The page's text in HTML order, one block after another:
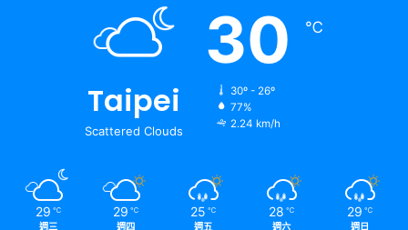
Taipei
Scattered Clouds
30 ℃
30º - 26º
77%
2.24 km/h
29 ℃
週三
29 ℃
週四
25 ℃
週五
28 ℃
週六
29 ℃
週日